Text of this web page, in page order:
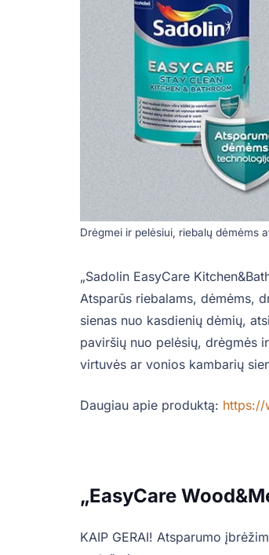
Drėgmei ir pelėsiui, riebalų dėmėms
„Sadolin EasyCare
Atsparūs riebalams, dėmėms,
sienas nuo kasdienių dėmių,
paviršių nuo pelėsių, drėgmės
virtuvės ar vonios kambarių
Daugiau apie produktą: https://
„EasyCare
KAIP GERAI! Atsparumo